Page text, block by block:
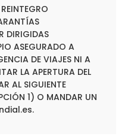
DIRIGIDAS
ASEGURADO A
DE VIAJES NI A
LA APERTURA DEL
AL SIGUIENTE
1) O MANDAR UN
.